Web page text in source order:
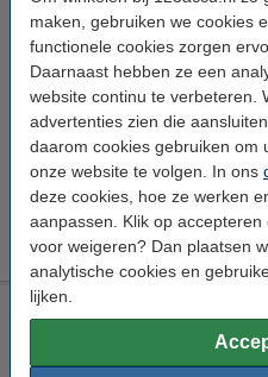
maken, gebruiken we cookies
functionele cookies zorgen
Daarnaast hebben ze een
website continu te verbeteren.
advertenties zien die
daarom cookies gebruiken om
onze website te volgen. In ons
deze cookies, hoe ze werken
aanpassen. Klik op
voor weigeren? Dan plaatsen
analytische cookies en
lijken.
2
Bekijk de
Direct
Morgen in
€ 79,00
Capaciteit:
5.000 mAh 10.000 mAh
Goobay powerbank met
Qi-oplader